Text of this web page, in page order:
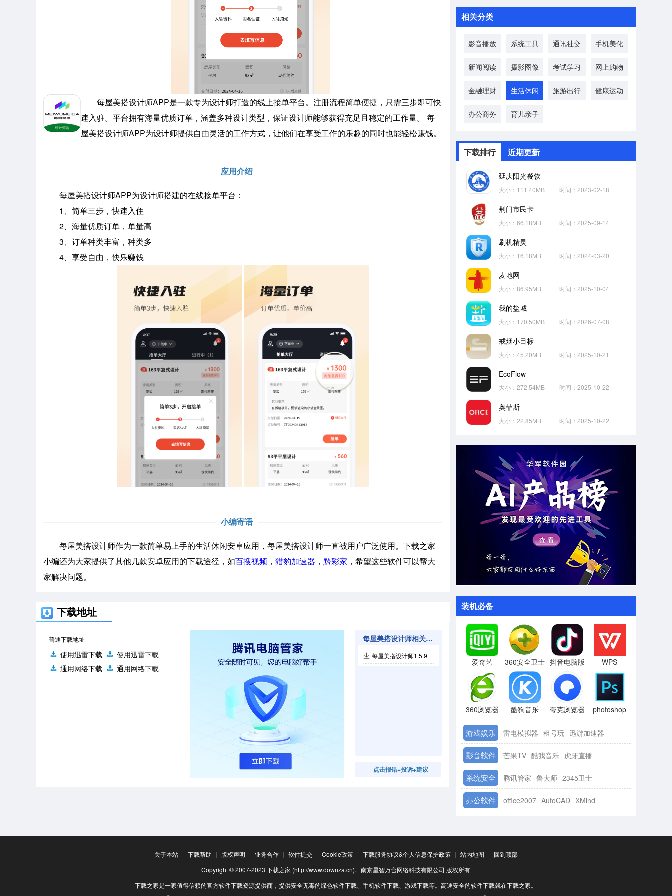
每屋美搭设计师APP是一款专为设计师打造的线上接单平台。注册流程简单便捷，只需三步即可快
速入驻。平台拥有海量优质订单，涵盖多种设计类型，保证设计师能够获得充足且稳定的工作量。 每
屋美搭设计师APP为设计师提供自由灵活的工作方式，让他们在享受工作的乐趣的同时也能轻松赚钱。
应用介绍
每屋美搭设计师APP为设计师搭建的在线接单平台：
1、简单三步，快速入住
2、海量优质订单，单量高
3、订单种类丰富，种类多
4、享受自由，快乐赚钱
小编寄语
每屋美搭设计师作为一款简单易上手的生活休闲安卓应用，每屋美搭设计师一直被用户广泛使用。下载之家
小编还为大家提供了其他几款安卓应用的下载途径，如百搜视频 ， 猎豹加速器 ， 黔彩家 ，希望这些软件可以帮大
家解决问题。
下载地址
普通下载地址
使用迅雷下载
使用迅雷下载
通用网络下载
通用网络下载
每屋美搭设计师相关软件
每屋美搭设计师1.5.9
点击报错+投诉+建议
相关分类
影音播放 系统工具 通讯社交 手机美化
新闻阅读 摄影图像 考试学习 网上购物
金融理财 生活休闲 旅游出行 健康运动
办公商务 育儿亲子
下载排行 近期更新
延庆阳光餐饮
大小：111.40MB 时间：2023-02-18
荆门市民卡
大小：66.18MB 时间：2025-09-14
刷机精灵
大小：16.18MB 时间：2024-03-20
麦地网
大小：86.95MB 时间：2025-10-04
我的盐城
大小：170.50MB 时间：2026-07-08
戒烟小目标
大小：45.20MB 时间：2025-10-21
EcoFlow
大小：272.54MB 时间：2025-10-22
奥菲斯
大小：22.85MB 时间：2025-10-22
装机必备
爱奇艺 360安全卫士 抖音电脑版 WPS
360浏览器 酷狗音乐 夸克浏览器 photoshop
游戏娱乐 雷电模拟器 租号玩 迅游加速器
影音软件 芒果TV 酷我音乐 虎牙直播
系统安全 腾讯管家 鲁大师 2345卫士
办公软件 office2007 AutoCAD XMind
关于本站 | 下载帮助 | 版权声明 | 业务合作 | 软件提交 | Cookie政策 | 下载服务协议&个人信息保护政策 | 站内地图 | 回到顶部
Copyright © 2007-2023 下载之家 (http://www.downza.cn). 南京星智万合网络科技有限公司 版权所有
下载之家是一家值得信赖的官方软件下载资源提供商，提供安全无毒的绿色软件下载、手机软件下载、游戏下载等。高速安全的软件下载就在下载之家。